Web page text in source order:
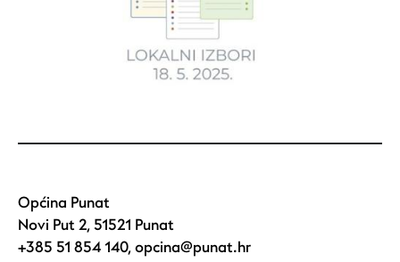
Općina Punat
Novi Put 2, 51521 Punat
+385 51 854 140,opcina@punat.hr